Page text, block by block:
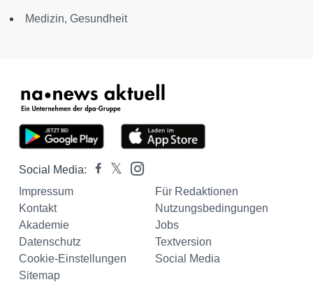
Medizin, Gesundheit
Social Media:
Impressum
Für Redaktionen
Kontakt
Nutzungsbedingungen
Akademie
Jobs
Datenschutz
Textversion
Cookie-Einstellungen
Social Media
Sitemap